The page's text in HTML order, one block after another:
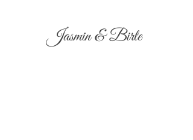
Jasmin & Birte